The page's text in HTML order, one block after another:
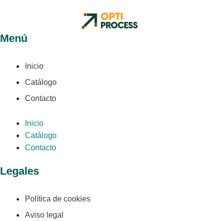
Menú
Inicio
Catálogo
Contacto
Inicio
Catálogo
Contacto
Legales
Política de cookies
Aviso legal